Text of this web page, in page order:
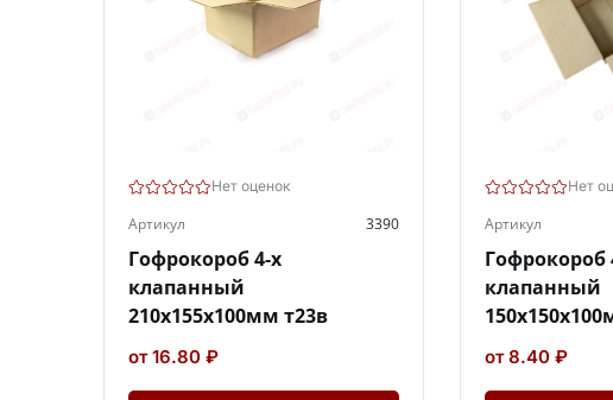
Нет оценок
Артикул 3390
Гофрокороб 4-х
клапанный
210х155х100мм т23в
от 16.80 ₽
Нет
Артикул
Гофрокороб
клапанный
от 8.40 ₽